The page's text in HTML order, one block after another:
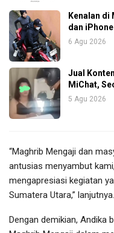
Kenalan di
dan
6 Agu 2026
Jual
MiChat,
5 Agu 2026
“Maghrib Mengaji dan
antusias menyambut
mengapresiasi kegiatan
Sumatera Utara,” lanjutnya.
Dengan demikian, Andika